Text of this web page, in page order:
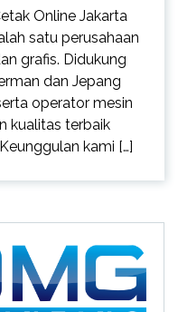
Online Jakarta
satu perusahaan
grafis. Didukung
dan Jepang
operator mesin
kualitas terbaik
kami […]